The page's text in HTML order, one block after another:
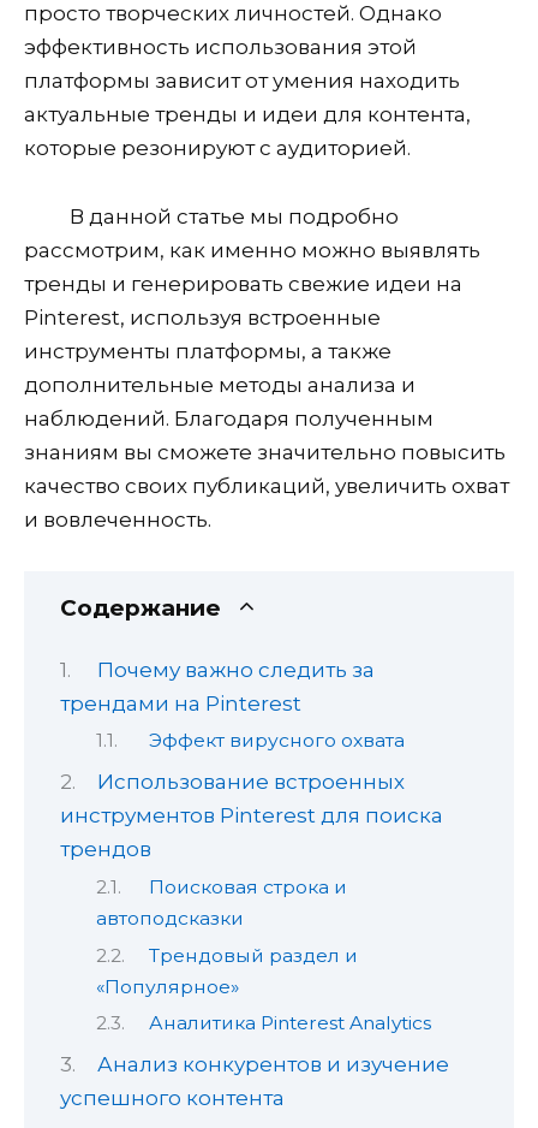
просто творческих личностей. Однако
эффективность использования этой
платформы зависит от умения находить
актуальные тренды и идеи для контента,
которые резонируют с аудиторией.
В данной статье мы подробно
рассмотрим, как именно можно выявлять
тренды и генерировать свежие идеи на
Pinterest, используя встроенные
инструменты платформы, а также
дополнительные методы анализа и
наблюдений. Благодаря полученным
знаниям вы сможете значительно повысить
качество своих публикаций, увеличить охват
и вовлеченность.
Содержание
Почему важно следить за
трендами на Pinterest
Эффект вирусного охвата
Использование встроенных
инструментов Pinterest для поиска
трендов
Поисковая строка и
автоподсказки
Трендовый раздел и
«Популярное»
Аналитика Pinterest Analytics
Анализ конкурентов и изучение
успешного контента